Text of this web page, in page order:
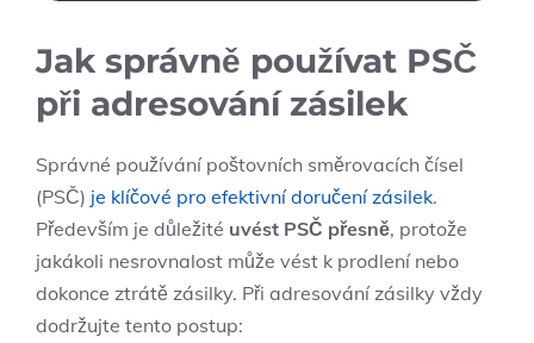
Jak správně používat PSČ
při adresování zásilek
Správné používání poštovních směrovacích čísel
(PSČ) je klíčové pro efektivní doručení zásilek.
Především je důležité uvést PSČ přesně, protože
jakákoli nesrovnalost může vést k prodlení nebo
dokonce ztrátě zásilky. Při adresování zásilky vždy
dodržujte tento postup: